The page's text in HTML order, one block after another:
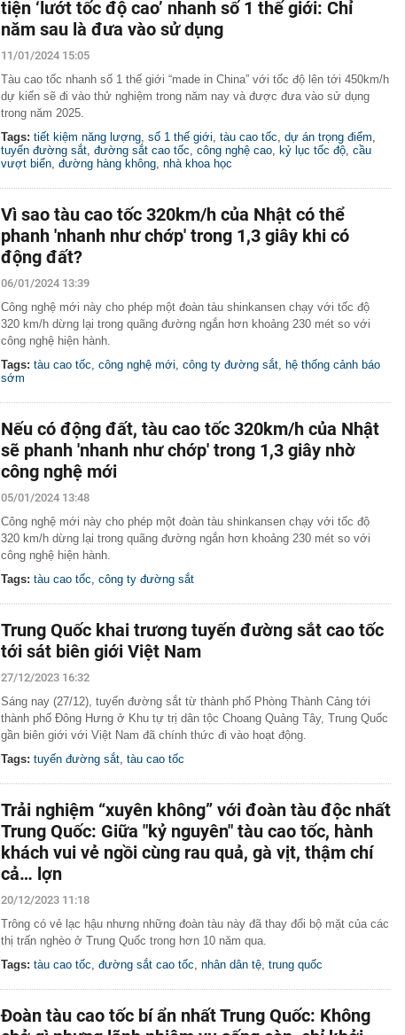
tiện ‘lướt tốc độ cao’ nhanh số 1 thế giới: Chỉ
năm sau là đưa vào sử dụng
11/01/2024 15:05
Tàu cao tốc nhanh số 1 thế giới “made in China” với tốc độ lên tới 450km/h
dự kiến sẽ đi vào thử nghiệm trong năm nay và được đưa vào sử dụng
trong năm 2025.
Tags: tiết kiệm năng lượng số 1 thế giới tàu cao tốc dự án trọng điểm
tuyến đường sắt đường sắt cao tốc công nghệ cao kỷ lục tốc độ cầu
vượt biển đường hàng không nhà khoa học
Vì sao tàu cao tốc 320km/h của Nhật có thể
phanh 'nhanh như chớp' trong 1,3 giây khi có
động đất?
06/01/2024 13:39
Công nghệ mới này cho phép một đoàn tàu shinkansen chạy với tốc độ
320 km/h dừng lại trong quãng đường ngắn hơn khoảng 230 mét so với
công nghệ hiện hành.
Tags: tàu cao tốc công nghệ mới công ty đường sắt hệ thống cảnh báo
sớm
Nếu có động đất, tàu cao tốc 320km/h của Nhật
sẽ phanh 'nhanh như chớp' trong 1,3 giây nhờ
công nghệ mới
05/01/2024 13:48
Công nghệ mới này cho phép một đoàn tàu shinkansen chạy với tốc độ
320 km/h dừng lại trong quãng đường ngắn hơn khoảng 230 mét so với
công nghệ hiện hành.
Tags: tàu cao tốc công ty đường sắt
Trung Quốc khai trương tuyến đường sắt cao tốc
tới sát biên giới Việt Nam
27/12/2023 16:32
Sáng nay (27/12), tuyến đường sắt từ thành phố Phòng Thành Cảng tới
thành phố Đông Hưng ở Khu tự trị dân tộc Choang Quảng Tây, Trung Quốc
gần biên giới với Việt Nam đã chính thức đi vào hoạt động.
Tags: tuyến đường sắt tàu cao tốc
Trải nghiệm “xuyên không” với đoàn tàu độc nhất
Trung Quốc: Giữa "kỷ nguyên" tàu cao tốc, hành
khách vui vẻ ngồi cùng rau quả, gà vịt, thậm chí
cả… lợn
20/12/2023 11:18
Trông có vẻ lạc hậu nhưng những đoàn tàu này đã thay đổi bộ mặt của các
thị trấn nghèo ở Trung Quốc trong hơn 10 năm qua.
Tags: tàu cao tốc đường sắt cao tốc nhân dân tệ trung quốc
Đoàn tàu cao tốc bí ẩn nhất Trung Quốc: Không